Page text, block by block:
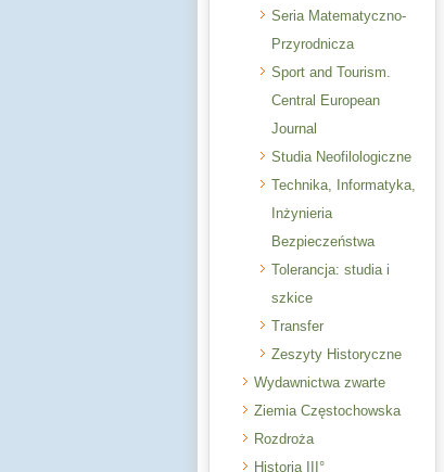
Seria Matematyczno-
Przyrodnicza
Sport and Tourism.
Central European
Journal
Studia Neofilologiczne
Technika, Informatyka,
Inżynieria
Bezpieczeństwa
Tolerancja: studia i
szkice
Transfer
Zeszyty Historyczne
Wydawnictwa zwarte
Ziemia Częstochowska
Rozdroża
Historia III°